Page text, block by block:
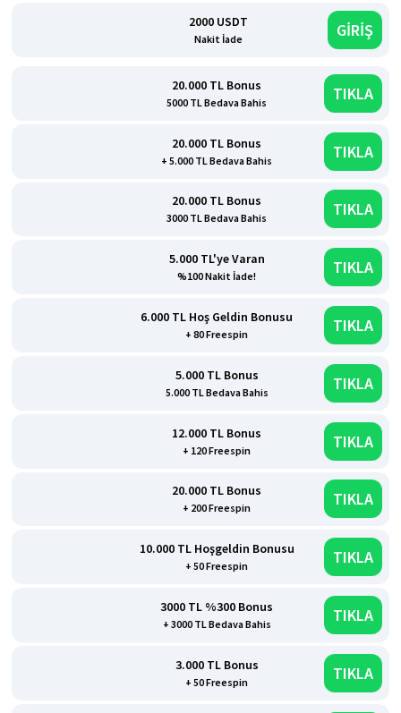
2000 USDT
Nakit İade GİRİŞ
20.000 TL Bonus
5000 TL Bedava Bahis TIKLA
20.000 TL Bonus
+ 5.000 TL Bedava Bahis TIKLA
20.000 TL Bonus
3000 TL Bedava Bahis TIKLA
5.000 TL'ye Varan
%100 Nakit İade! TIKLA
6.000 TL Hoş Geldin Bonusu
+ 80 Freespin TIKLA
5.000 TL Bonus
5.000 TL Bedava Bahis TIKLA
12.000 TL Bonus
+ 120 Freespin TIKLA
20.000 TL Bonus
+ 200 Freespin TIKLA
10.000 TL Hoşgeldin Bonusu
+ 50 Freespin TIKLA
3000 TL %300 Bonus
+ 3000 TL Bedava Bahis TIKLA
3.000 TL Bonus
+ 50 Freespin TIKLA